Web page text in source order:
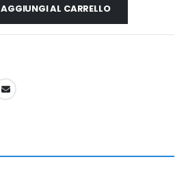
AGGIUNGI AL CARRELLO